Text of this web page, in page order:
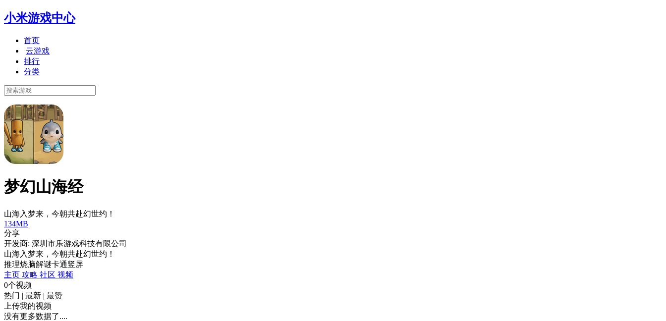
小米游戏中心
首页
云游戏
排行
分类
梦幻山海经
山海入梦来，今朝共赴幻世约！
134MB
分享
开发商: 深圳市乐游戏科技有限公司
山海入梦来，今朝共赴幻世约！
推理烧脑解谜卡通竖屏
主页 攻略 社区 视频
0个视频
热门 | 最新 | 最赞
上传我的视频
没有更多数据了....